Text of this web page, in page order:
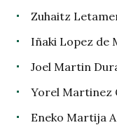
Zuhaitz
Iñaki Lopez de
Joel Martin
Yorel Martinez
Eneko Martija